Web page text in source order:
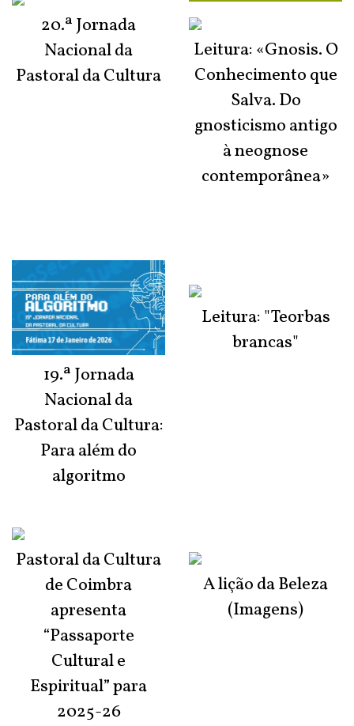
20.ª Jornada
Nacional da
Pastoral da Cultura
19.ª Jornada
Nacional da
Pastoral da Cultura:
Para além do
algoritmo
Pastoral da Cultura
de Coimbra
apresenta
“Passaporte
Cultural e
Espiritual” para
2025-26
Leitura: «Gnosis. O
Conhecimento que
Salva. Do
gnosticismo antigo
à neognose
contemporânea»
Leitura: "Teorbas
brancas"
A lição da Beleza
(Imagens)